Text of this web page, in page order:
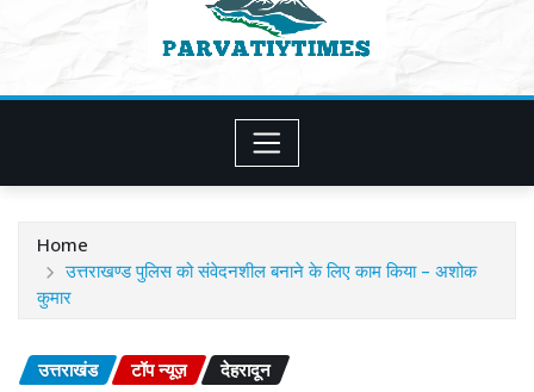
Home
उत्तराखण्ड पुलिस को संवेदनशील बनाने के लिए काम किया – अशोक
कुमार
उत्तराखंड टॉप न्यूज़ देहरादून